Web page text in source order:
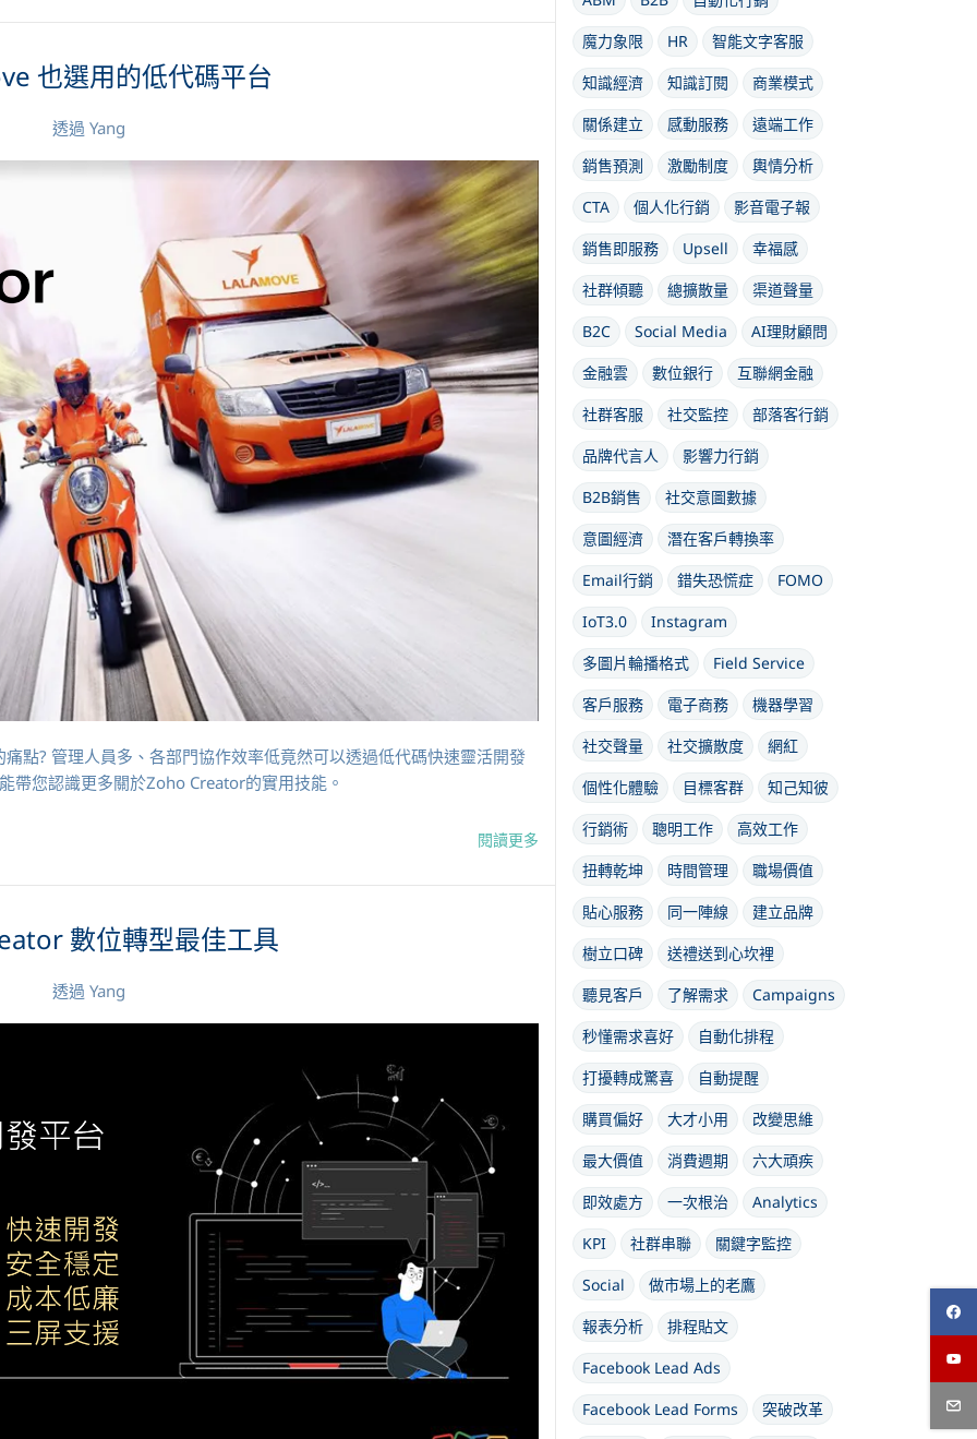
也選用的低代碼平台
透過 Yang
點? 管理人員多、各部門協作效率低竟然可以透過低代碼快速靈活開發
帶您認識更多關於Zoho Creator的實用技能。
閱讀更多
數位轉型最佳工具
透過 Yang
魔力象限
HR
智能文字客服
知識經濟
知識訂閱
商業模式
關係建立
感動服務
遠端工作
銷售預測
激勵制度
輿情分析
CTA
個人化行銷
影音電子報
銷售即服務
Upsell
幸福感
社群傾聽
總擴散量
渠道聲量
B2C
Social Media
AI理財顧問
金融雲
數位銀行
互聯網金融
社群客服
社交監控
部落客行銷
品牌代言人
影響力行銷
B2B銷售
社交意圖數據
意圖經濟
潛在客戶轉換率
Email行銷
錯失恐慌症
FOMO
IoT3.0
Instagram
多圖片輪播格式
Field Service
客戶服務
電子商務
機器學習
社交聲量
社交擴散度
網紅
個性化體驗
目標客群
知己知彼
行銷術
聰明工作
高效工作
扭轉乾坤
時間管理
職場價值
貼心服務
同一陣線
建立品牌
樹立口碑
送禮送到心坎裡
聽見客戶
了解需求
Campaigns
秒懂需求喜好
自動化排程
打擾轉成驚喜
自動提醒
購買偏好
大才小用
改變思維
最大價值
消費週期
六大頑疾
即效處方
一次根治
Analytics
KPI
社群串聯
關鍵字監控
Social
做市場上的老鷹
報表分析
排程貼文
Facebook Lead Ads
Facebook Lead Forms
突破改革